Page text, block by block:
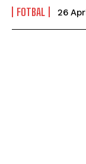
FOTBAL 26